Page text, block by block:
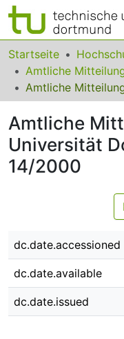
Bereiche &
Das gesamte
FAQ
Leitlinien
Zurück zur Startseite
Startseite
Amtliche
Universität
14/2000
dc.date.accessioned
dc.date.available
dc.date.issued